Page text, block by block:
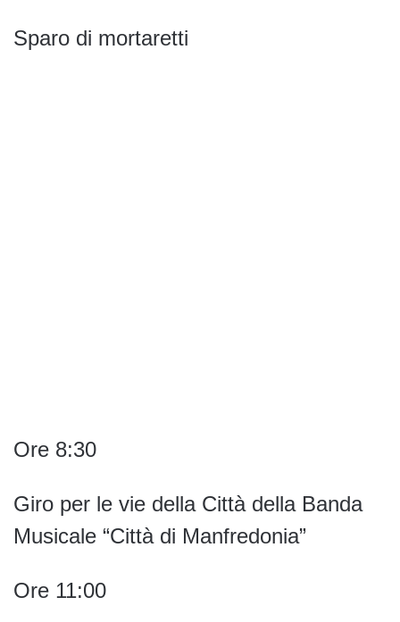
Sparo di mortaretti
Ore 8:30
Giro per le vie della Città della Banda
Musicale “Città di Manfredonia”
Ore 11:00